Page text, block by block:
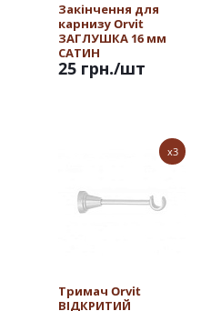
Закінчення для
карнизу Orvit
ЗАГЛУШКА 16 мм
САТИН
25 грн./шт
x3
Тримач Orvit
ВІДКРИТИЙ